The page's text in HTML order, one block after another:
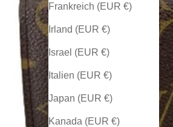
Frankreich (EUR €)
Irland (EUR €)
Israel (EUR €)
Italien (EUR €)
Japan (EUR €)
Kanada (EUR €)